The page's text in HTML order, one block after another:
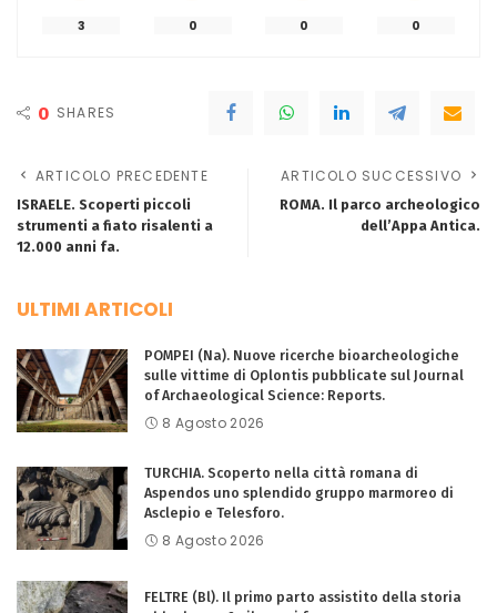
3 0 0 0
0 SHARES
ARTICOLO PRECEDENTE
ISRAELE. Scoperti piccoli
strumenti a fiato risalenti a
12.000 anni fa.
ARTICOLO SUCCESSIVO
ROMA. Il parco archeologico
dell’Appa Antica.
ULTIMI ARTICOLI
POMPEI (Na). Nuove ricerche bioarcheologiche
sulle vittime di Oplontis pubblicate sul Journal
of Archaeological Science: Reports.
8 Agosto 2026
TURCHIA. Scoperto nella città romana di
Aspendos uno splendido gruppo marmoreo di
Asclepio e Telesforo.
8 Agosto 2026
FELTRE (Bl). Il primo parto assistito della storia